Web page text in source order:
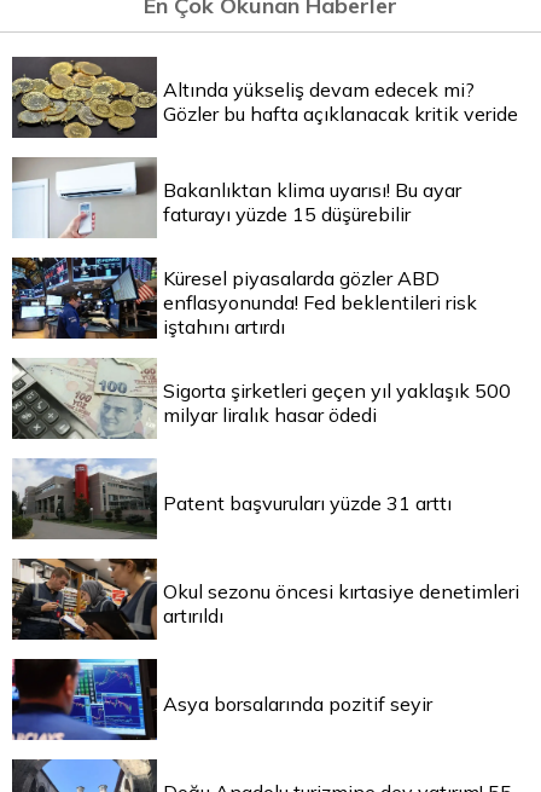
Altında yükseliş devam edecek mi?
Gözler bu hafta açıklanacak kritik veride
Bakanlıktan klima uyarısı! Bu ayar
faturayı yüzde 15 düşürebilir
Küresel piyasalarda gözler ABD
enflasyonunda! Fed beklentileri risk
iştahını artırdı
Sigorta şirketleri geçen yıl yaklaşık 500
milyar liralık hasar ödedi
Patent başvuruları yüzde 31 arttı
Okul sezonu öncesi kırtasiye denetimleri
artırıldı
Asya borsalarında pozitif seyir